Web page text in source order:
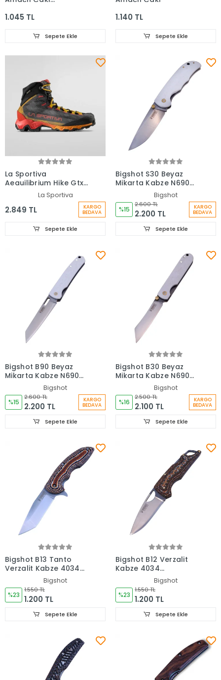
1.045 TL
Sepete Ekle
1.140 TL
Sepete Ekle
La Sportiva
Aequilibrium Hike Gtx
Trekking BotuLa Sportiva
2.849 TL KARGO
BEDAVA
Sepete Ekle
Bigshot S30 Beyaz
Mikarta Kabze N690
Paslanmaz Çelik Çakı
Bigshot
%15
2.600 TL
2.200 TL
KARGO
BEDAVA
Sepete Ekle
Bigshot B90 Beyaz
Mikarta Kabze N690
Paslanmaz Çelik Çakı
Bigshot
%15
2.600 TL
2.200 TL
KARGO
BEDAVA
Sepete Ekle
Bigshot B30 Beyaz
Mikarta Kabze N690
Paslanmaz Çelik Çakı
Bigshot
%16
2.500 TL
2.100 TL
KARGO
BEDAVA
Sepete Ekle
Bigshot B13 Tanto
Verzalit Kabze 4034
Paslanmaz Çelik Çakı
Bigshot
%23
1.550 TL
1.200 TL
Sepete Ekle
Bigshot B12 Verzalit
Kabze 4034
Paslanmaz Çelik Çakı
Bigshot
%23
1.550 TL
1.200 TL
Sepete Ekle